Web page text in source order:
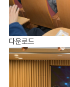
다운로드